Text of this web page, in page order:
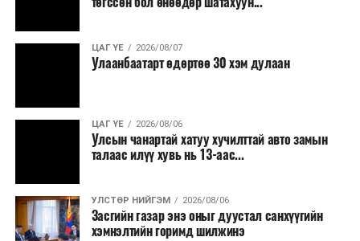
салбар бүрдээ урсгал зардлыг 20 хувиар бууруулах,
нөхөн томилгоо хийхгүй байх, аялал, амралт, зугаалга,
хамт олны урлаг, спортын арга хэмжээг зохион
байгуулахгүй байх, төрийн албанд шинэ орон тоо бий
сургалтыг цахим хэлбэрт шилжүүлэх, төрийн албан
хаагчдыг зарим өдрүүдэд цахимаар ажиллуулах арга
хэмжээг үргэлжлүүлэхийг үүрэг болголоо.
Төсвийн сахилга бат сайжирч, эдийн засгийн нөхцөл
байдал хэвийн болсон тохиолдолд эдгээр
хязгаарлалтыг үе шаттайгаар сулруулах юм.
ЦАГ ҮЕ 2026/08/07
Улаанбаатарт өдөртөө 30 хэм дулаан
ЦАГ ҮЕ 2026/08/06
Улсын чанартай хатуу хучилттай авто замын
талаас илүү хувь нь 13-аас...
УЛСТӨР НИЙГЭМ 2026/08/06
Засгийн газар энэ оныг дуустал санхүүгийн
хэмнэлтийн горимд шилжинэ